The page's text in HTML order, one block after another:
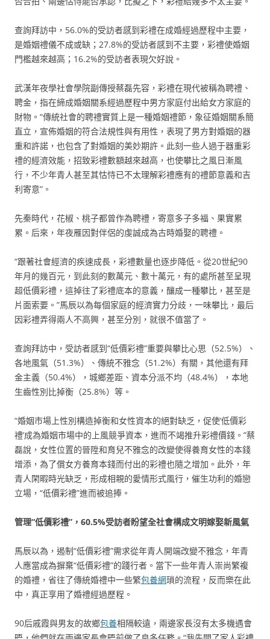
查詢拜訪中，56.0%的受訪者感到彩禮在成婚經過歷程中主要，
是婚姻禮儀不成或缺；27.8%的受訪者感到不主要，彩禮使婚姻
門檻越來越高；16.2%的受訪者表現欠好說。
武漢年夜學社會學院副傳授蔡磊先容，彩禮在現代被稱為聘禮、
聘金，指在締成婚姻關系經過歷程中男方家庭付出給女方家庭的
財物。“傳統社會的聘禮實質上是一種婚姻禮節，象征婚姻關系簡
直立，宣佈婚姻的符合法規性與有用性，表現了男方對婚姻的器
重和許諾，也包含了對婚姻的美妙期許。此刻一些人過于器重彩
禮的經濟效能，招致彩禮數額越來越高，也使攀比之風日漸風
行，不少年青人甚至其怙恃已不太理解彩禮應有的禮節意義和吉
利寄意”。
先秦時代，花椒、桃子都曾作為聘禮，寄意多子多福、果實累
累。后來，年夜雁因對伴侶的虔誠成為古時婚娶的聘禮。
“跟著社會經濟的疾速成長，彩禮數量也逐步降低。從20世紀90
年月的幾百元，到此刻的數萬元、數十萬元，有的處所甚至呈現
超低價彩禮，這掉往了彩禮底本的意義，釀成一種攀比，甚至是
片面索要。”馬辰以為每個家庭的經濟實力分歧，一味攀比，最后
因彩禮弄得兩人不高興，甚至分別，就很不值當了。
查詢拜訪中，受訪者感到“低價彩禮”重要與攀比心思（52.5%）、
各地風氣（51.3%）、傳統不雅念（51.2%）有關，其他還有拜
金主義（50.4%），城鄉差距、資本分派不均（48.4%），本地
生齒性別比掉衡（25.8%）等。
“婚姻市場上性別構造掉衡和女性資本的絕對缺乏，促使‘低價彩
禮’成為婚姻市場中的上風競爭資本，進而不竭推升彩禮價錢。”蔡
磊說，女性位置的晉陞和育兒不雅念的改變使得養育女性的本錢
增添，為了償女方養育本錢而付出的彩禮也隨之增加。此外，年
青人閑暇時光缺乏，形成相親的愛情形式風行，催生功利的婚戀
立場，“低價彩禮”進而被追捧。
管理“低價彩禮”，60.5%受訪者盼望全社會構成文明嫁娶新風氣
馬辰以為，遏制“低價彩禮”需求從年青人開端改變不雅念，年青
人應當成為摒棄“低價彩禮”的踐行者。當下一些年青人崇尚繁複
的婚禮，省往了傳統婚禮中一些繁包養網瑣的流程，反而樂在此
中，真正享用了婚禮經過歷程。
90后戚霞與男友的故鄉包養相隔較遠，兩邊家長沒有太多機遇會